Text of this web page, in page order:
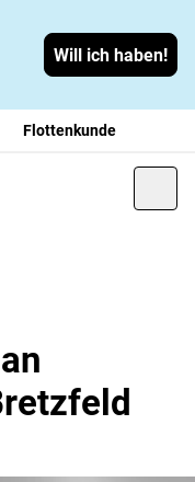
Will ich haben!
Flottenkunde